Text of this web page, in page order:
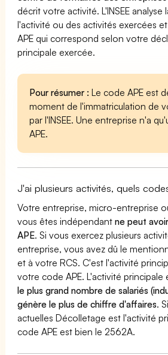
décrit votre activité. L'INSEE analyse
l'activité ou des activités exercées
APE qui correspond selon votre
principale exercée.
Pour résumer : Le code APE est
moment de l'immatriculation de
par l'INSEE. Une entreprise n'a
APE.
J'ai plusieurs activités, quels
Votre entreprise, micro-entreprise
vous êtes indépendantne peut
APE. Si vous exercez plusieurs
entreprise, vous avez dû le
et à votre RCS. C'est l'activité
votre code APE. L'activité principale
le plus grand nombre de salariés
génère le plus de chiffre d'affaires.
actuelles Décolletage est l'activité
code APE est bien le 2562A.